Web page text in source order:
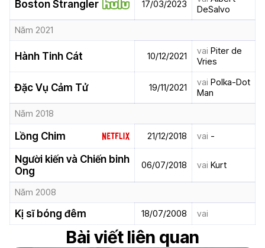
Boston Strangler 17/03/2023
DeSalvo
Năm 2021
Hành Tinh Cát 10/12/2021 vai Piter de
Vries
Đặc Vụ Cảm Tử 19/11/2021 vai Polka-Dot
Man
Năm 2018
Lồng Chim 21/12/2018 vai -
Người kiến và Chiến binh
Ong
06/07/2018 vai Kurt
Năm 2008
Kị sĩ bóng đêm 18/07/2008 vai
Bài viết liên quan